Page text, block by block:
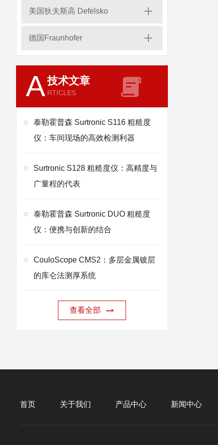
美国狄夫斯高 Defelsko
德国Fraunhofer
A技术文章
RTICLES
泰勒霍普森 Surtronic S116 粗糙度
仪：车间现场的高效检测利器
Surtronic S128 粗糙度仪：高精度与
广量程的代表
泰勒霍普森 Surtronic DUO 粗糙度
仪：便携与创新的结合
CouloScope CMS2：多层金属镀层
的库仑法测厚系统
查看全部
首页 关于我们 产品中心 新闻中心